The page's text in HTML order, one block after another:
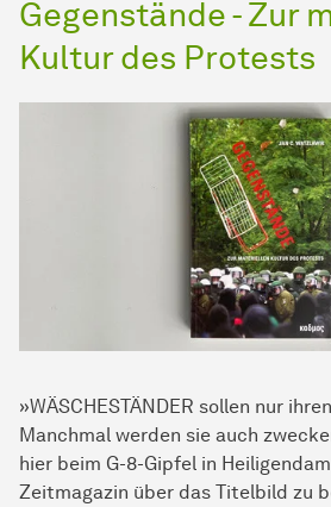
Gegenstände - Zur
Kultur des Protests
»WÄSCHESTÄNDER sollen nur
Manchmal werden sie auch
hier beim G-8-Gipfel in
Zeitmagazin über das Titelbild zu